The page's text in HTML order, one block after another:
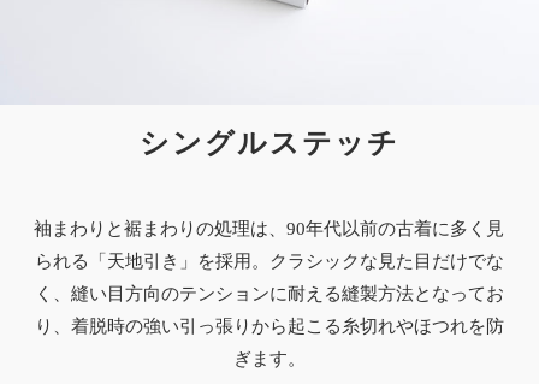
シングルステッチ
袖まわりと裾まわりの処理は、90年代以前の古着に多く見
られる「天地引き」を採用。クラシックな見た目だけでな
く、縫い目方向のテンションに耐える縫製方法となってお
り、着脱時の強い引っ張りから起こる糸切れやほつれを防
ぎます。